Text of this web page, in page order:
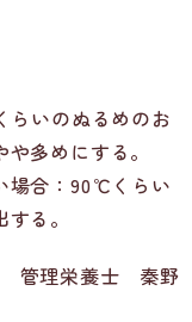
いのぬるめのお
多めにする。
場合：90℃くらい
る。
管理栄養士 秦野